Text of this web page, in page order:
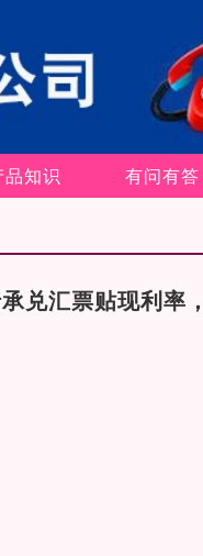
品知识 有问有答
兑汇票贴现利率